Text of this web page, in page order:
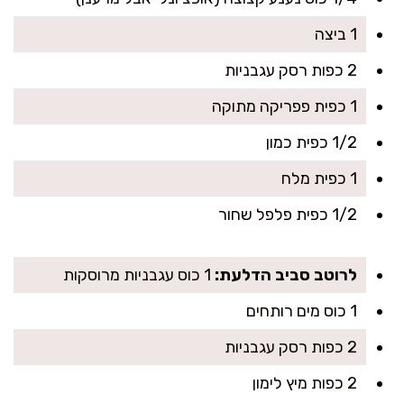
1 ביצה
2 כפות רסק עגבניות
1 כפית פפריקה מתוקה
1/2 כפית כמון
1 כפית מלח
1/2 כפית פלפל שחור
לרוטב סביב הדלעת:
1 כוס מים רותחים
2 כפות רסק עגבניות
2 כפות מיץ לימון